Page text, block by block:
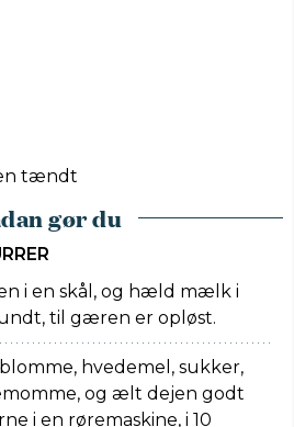
tændt
gør du
i en skål, og hæld mælk i
til gæren er opløst.
hvedemel, sukker,
og ælt dejen godt
i en røremaskine, i 10